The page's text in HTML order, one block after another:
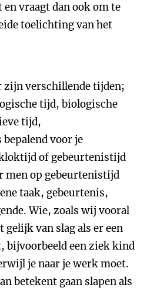
vraagt dan ook om te
toelichting van het
zijn verschillende tijden;
tijd, biologische
tijd,
voor je
of gebeurtenistijd
men op gebeurtenistijd
taak, gebeurtenis,
Wie, zoals wij vooral
van slag als er een
bijvoorbeeld een ziek kind
je naar je werk moet.
betekent gaan slapen als